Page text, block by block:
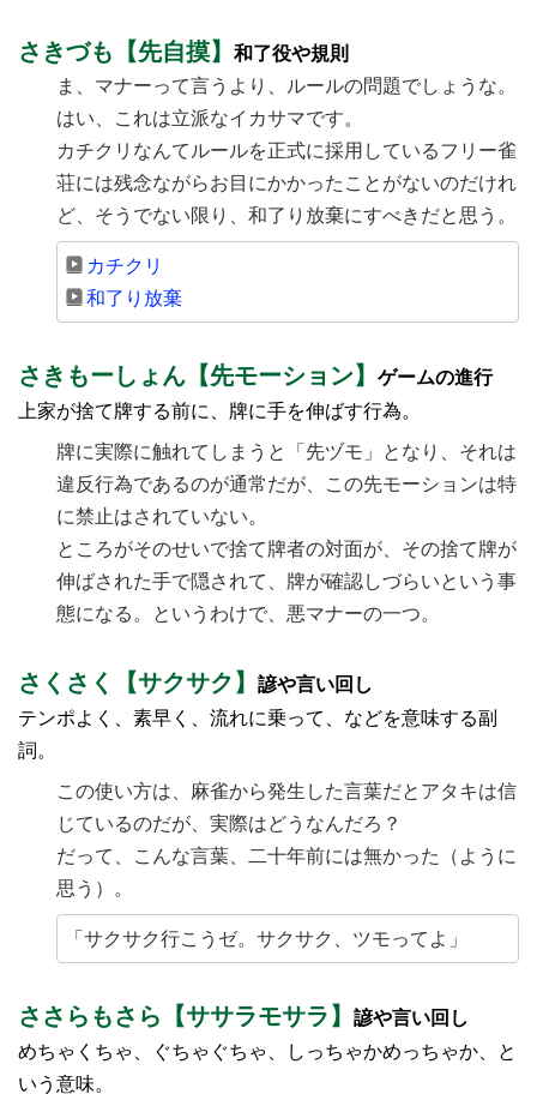
さきづも【先自摸】 和了役や規則
ま、マナーって言うより、ルールの問題でしょうな。
はい、これは立派なイカサマです。
カチクリなんてルールを正式に採用しているフリー雀
荘には残念ながらお目にかかったことがないのだけれ
ど、そうでない限り、和了り放棄にすべきだと思う。
カチクリ
和了り放棄
さきもーしょん【先モーション】 ゲームの進行
上家が捨て牌する前に、牌に手を伸ばす行為。
牌に実際に触れてしまうと「先ヅモ」となり、それは
違反行為であるのが通常だが、この先モーションは特
に禁止はされていない。
ところがそのせいで捨て牌者の対面が、その捨て牌が
伸ばされた手で隠されて、牌が確認しづらいという事
態になる。というわけで、悪マナーの一つ。
さくさく【サクサク】 諺や言い回し
テンポよく、素早く、流れに乗って、などを意味する副
詞。
この使い方は、麻雀から発生した言葉だとアタキは信
じているのだが、実際はどうなんだろ？
だって、こんな言葉、二十年前には無かった（ように
思う）。
「サクサク行こうゼ。サクサク、ツモってよ」
ささらもさら【ササラモサラ】 諺や言い回し
めちゃくちゃ、ぐちゃぐちゃ、しっちゃかめっちゃか、と
いう意味。